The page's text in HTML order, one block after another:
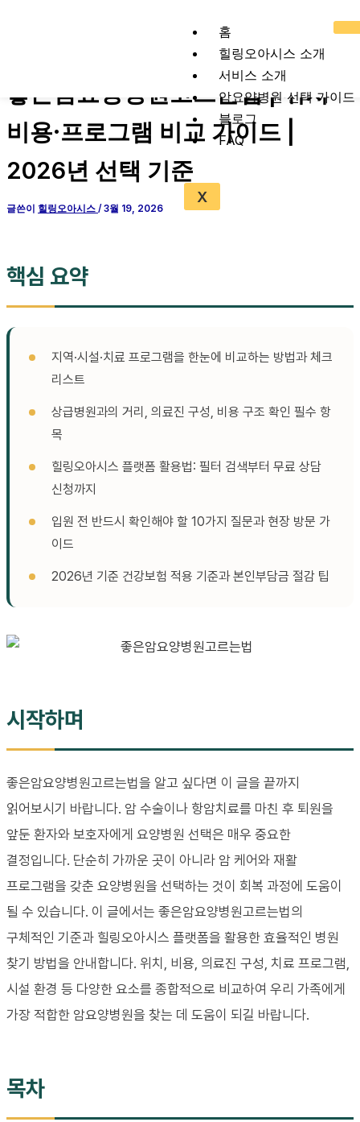
건
뛰
기
홈
힐링오아시스 소개
서비스 소개
암요양병원 선택 가이드
블로그
FAQ
X
좋은암요양병원고르는법 | 위치·
비용·프로그램 비교 가이드 |
2026년 선택 기준
글쓴이 힐링오아시스 / 3월 19, 2026
핵심 요약
지역·시설·치료 프로그램을 한눈에 비교하는 방법과 체크
리스트
상급병원과의 거리, 의료진 구성, 비용 구조 확인 필수 항
목
힐링오아시스 플랫폼 활용법: 필터 검색부터 무료 상담
신청까지
입원 전 반드시 확인해야 할 10가지 질문과 현장 방문 가
이드
2026년 기준 건강보험 적용 기준과 본인부담금 절감 팁
시작하며
좋은암요양병원고르는법을 알고 싶다면 이 글을 끝까지
읽어보시기 바랍니다. 암 수술이나 항암치료를 마친 후 퇴원을
앞둔 환자와 보호자에게 요양병원 선택은 매우 중요한
결정입니다. 단순히 가까운 곳이 아니라 암 케어와 재활
프로그램을 갖춘 요양병원을 선택하는 것이 회복 과정에 도움이
될 수 있습니다. 이 글에서는 좋은암요양병원고르는법의
구체적인 기준과 힐링오아시스 플랫폼을 활용한 효율적인 병원
찾기 방법을 안내합니다. 위치, 비용, 의료진 구성, 치료 프로그램,
시설 환경 등 다양한 요소를 종합적으로 비교하여 우리 가족에게
가장 적합한 암요양병원을 찾는 데 도움이 되길 바랍니다.
목차